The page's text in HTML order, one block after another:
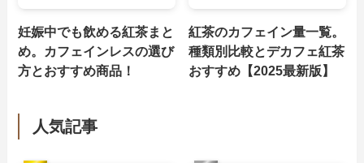
妊娠中でも飲める紅茶まと
め。カフェインレスの選び
方とおすすめ商品！
紅茶のカフェイン量一覧。
種類別比較とデカフェ紅茶
おすすめ【2025最新版】
人気記事